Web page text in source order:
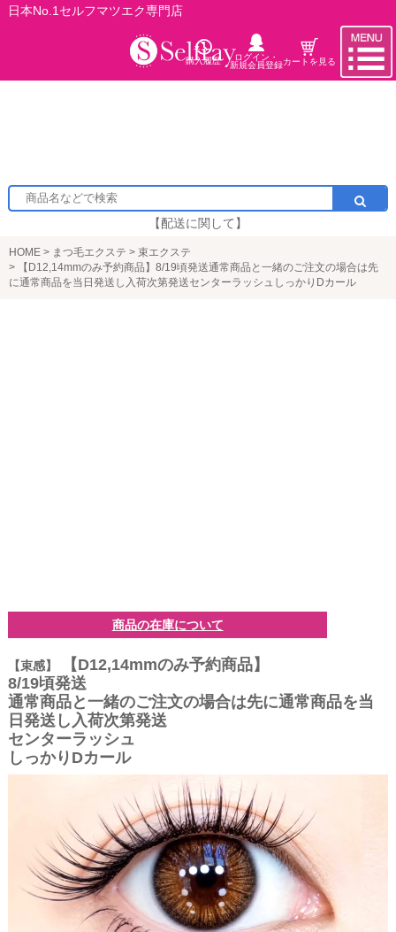
日本No.1セルフマツエク専門店
購入履歴
ログイン・
新規会員登録カートを見る
【配送に関して】
HOME まつ毛エクステ
束エクステ
【D12,14mmのみ予約商品】8/19頃発送通常商品と一緒のご注文の場合は先
に通常商品を当日発送し入荷次第発送センターラッシュしっかりDカール
商品の在庫について
【束感】
【D12,14mmのみ予約商品】
8/19頃発送
通常商品と一緒のご注文の場合は先に通常商品を当
日発送し入荷次第発送
センターラッシュ
しっかりDカール